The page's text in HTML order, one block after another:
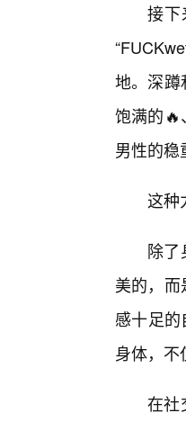
接下
地。深蹲
饱满的🔥
男性的稳
这种
除了
美的，
感十足
身体，不
在社